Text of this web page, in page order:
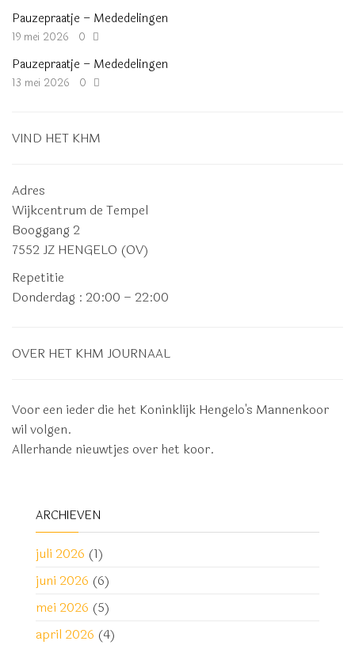
Pauzepraatje – Mededelingen
19 mei 2026 0
Pauzepraatje – Mededelingen
13 mei 2026 0
VIND HET KHM
Adres
Wijkcentrum de Tempel
Booggang 2
7552 JZ HENGELO (OV)
Repetitie
Donderdag : 20:00 – 22:00
OVER HET KHM JOURNAAL
Voor een ieder die het Koninklijk Hengelo's Mannenkoor
wil volgen.
Allerhande nieuwtjes over het koor.
ARCHIEVEN
juli 2026 (1)
juni 2026 (6)
mei 2026 (5)
april 2026 (4)